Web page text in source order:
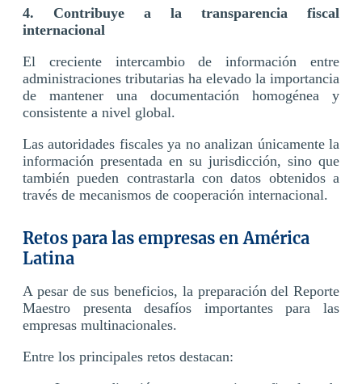
4. Contribuye a la transparencia fiscal
internacional
El creciente intercambio de información entre
administraciones tributarias ha elevado la importancia
de mantener una documentación homogénea y
consistente a nivel global.
Las autoridades fiscales ya no analizan únicamente la
información presentada en su jurisdicción, sino que
también pueden contrastarla con datos obtenidos a
través de mecanismos de cooperación internacional.
Retos para las empresas en América
Latina
A pesar de sus beneficios, la preparación del Reporte
Maestro presenta desafíos importantes para las
empresas multinacionales.
Entre los principales retos destacan: